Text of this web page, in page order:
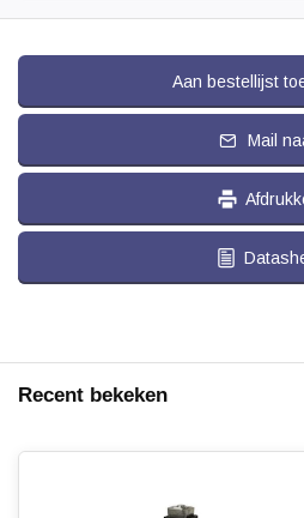
Aan bestellijst
Mail
Recent bekeken